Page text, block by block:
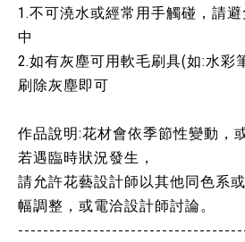
1.不可澆水或經常用手觸碰，請
中
2.如有灰塵可用軟毛刷具(如:水彩
刷除灰塵即可
作品說明:花材會依季節性變動，
若遇臨時狀況發生，
請允許花藝設計師以其他同色系
幅調整，或電洽設計師討論。